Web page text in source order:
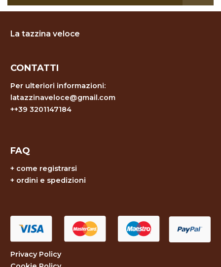
La tazzina veloce
CONTATTI
Per ulteriori informazioni:
latazzinaveloce@gmail.com
++39 3201147184
FAQ
+ come registrarsi
+ ordini e spedizioni
Privacy Policy